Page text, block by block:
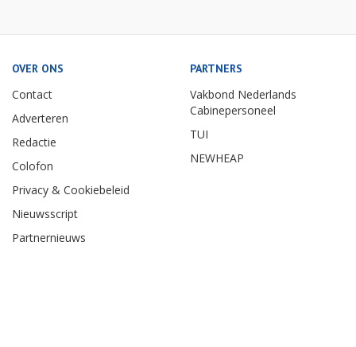
OVER ONS
Contact
Adverteren
Redactie
Colofon
Privacy & Cookiebeleid
Nieuwsscript
Partnernieuws
PARTNERS
Vakbond Nederlands
Cabinepersoneel
TUI
NEWHEAP